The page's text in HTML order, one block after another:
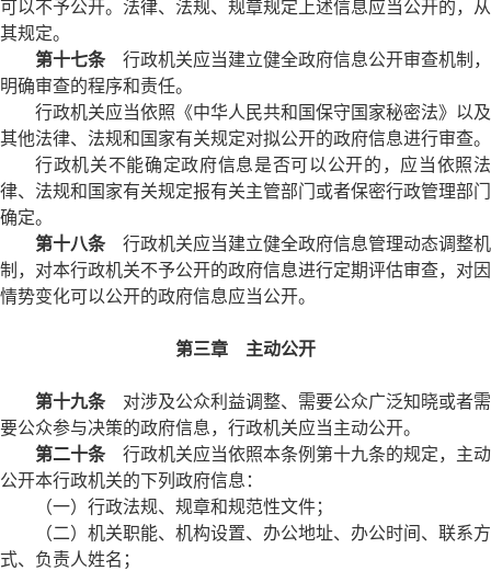
可以不予公开。法律、法规、规章规定上述信息应当公开的，从
其规定。
第十七条行政机关应当建立健全政府信息公开审查机制，
明确审查的程序和责任。
行政机关应当依照《中华人民共和国保守国家秘密法》以及
其他法律、法规和国家有关规定对拟公开的政府信息进行审查。
行政机关不能确定政府信息是否可以公开的，应当依照法
律、法规和国家有关规定报有关主管部门或者保密行政管理部门
确定。
第十八条行政机关应当建立健全政府信息管理动态调整机
制，对本行政机关不予公开的政府信息进行定期评估审查，对因
情势变化可以公开的政府信息应当公开。
第三章 主动公开
第十九条对涉及公众利益调整、需要公众广泛知晓或者需
要公众参与决策的政府信息，行政机关应当主动公开。
第二十条行政机关应当依照本条例第十九条的规定，主动
公开本行政机关的下列政府信息：
（一）行政法规、规章和规范性文件；
（二）机关职能、机构设置、办公地址、办公时间、联系方
式、负责人姓名；